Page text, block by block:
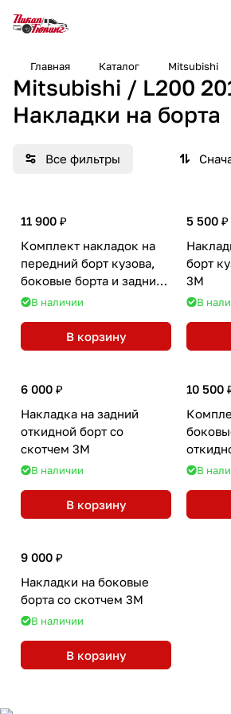
Главная Каталог Mitsubishi
Mitsubishi / L200
Накладки на борта
Все фильтры
11 900 ₽
Комплект накладок на
передний борт кузова,
боковые борта и задний
откидной борт со
В наличии
В корзину
5 500 ₽
борт
3М
В
6 000 ₽
Накладка на задний
откидной борт со
скотчем 3М
В наличии
В корзину
10 500
В
9 000 ₽
Накладки на боковые
борта со скотчем 3М
В наличии
В корзину